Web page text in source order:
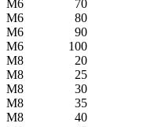
М6
70
М6
80
М6
90
М6
100
М8
20
М8
25
М8
30
М8
35
М8
40